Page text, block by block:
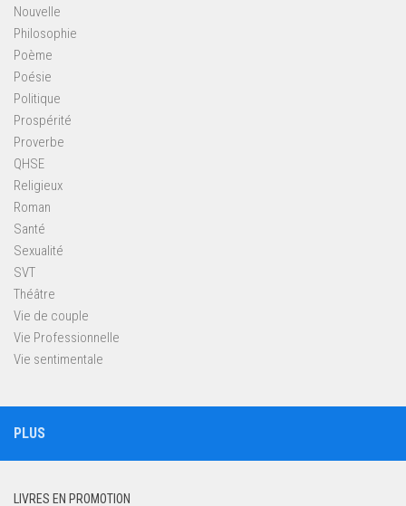
Nouvelle
Philosophie
Poème
Poésie
Politique
Prospérité
Proverbe
QHSE
Religieux
Roman
Santé
Sexualité
SVT
Théâtre
Vie de couple
Vie Professionnelle
Vie sentimentale
PLUS
LIVRES EN PROMOTION